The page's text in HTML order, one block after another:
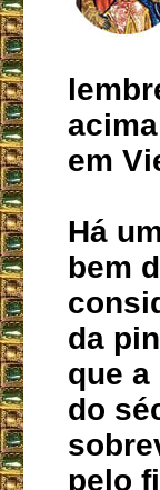
em
Há
bem
da
que
do
pelo